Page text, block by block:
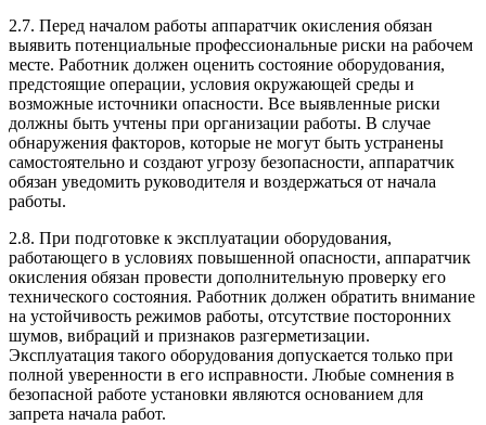
2.7. Перед началом работы аппаратчик окисления обязан
выявить потенциальные профессиональные риски на рабочем
месте. Работник должен оценить состояние оборудования,
предстоящие операции, условия окружающей среды и
возможные источники опасности. Все выявленные риски
должны быть учтены при организации работы. В случае
обнаружения факторов, которые не могут быть устранены
самостоятельно и создают угрозу безопасности, аппаратчик
обязан уведомить руководителя и воздержаться от начала
работы.
2.8. При подготовке к эксплуатации оборудования,
работающего в условиях повышенной опасности, аппаратчик
окисления обязан провести дополнительную проверку его
технического состояния. Работник должен обратить внимание
на устойчивость режимов работы, отсутствие посторонних
шумов, вибраций и признаков разгерметизации.
Эксплуатация такого оборудования допускается только при
полной уверенности в его исправности. Любые сомнения в
безопасной работе установки являются основанием для
запрета начала работ.